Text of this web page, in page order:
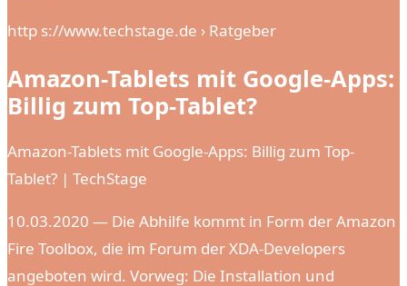
http s://www.techstage.de › Ratgeber
Amazon-Tablets mit Google-Apps:
Billig zum Top-Tablet?
Amazon-Tablets mit Google-Apps: Billig zum Top-
Tablet? | TechStage
10.03.2020 — Die Abhilfe kommt in Form der Amazon
Fire Toolbox, die im Forum der XDA-Developers
angeboten wird. Vorweg: Die Installation und